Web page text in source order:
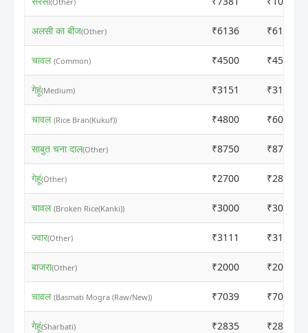
अलसी का बीज(Other) ₹6136 ₹6146
चावल (Common) ₹4500 ₹4510
गेहूं(Medium) ₹3151 ₹3161
चावल (Rice Bran(Kukuf)) ₹4800 ₹6010
साबुत चना दाल(Other) ₹8750 ₹8760
गेहूं(Other) ₹2700 ₹2810
चावल (Broken Rice(Kanki)) ₹3000 ₹3010
ज्वार(Other) ₹3111 ₹3121
बाजरा(Other) ₹2000 ₹2010
चावल (Basmati Mogra (Raw/New)) ₹7039 ₹7049
गेहूं(Sharbati) ₹2835 ₹2845